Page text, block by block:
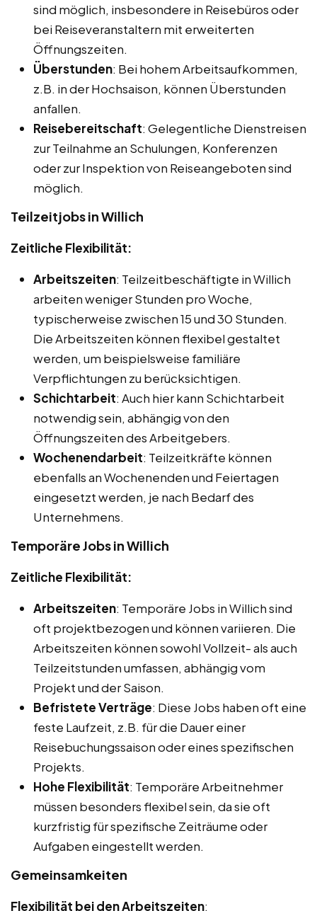
sind möglich, insbesondere in Reisebüros oder
bei Reiseveranstaltern mit erweiterten
Öffnungszeiten.
Überstunden: Bei hohem Arbeitsaufkommen,
z.B. in der Hochsaison, können Überstunden
anfallen.
Reisebereitschaft: Gelegentliche Dienstreisen
zur Teilnahme an Schulungen, Konferenzen
oder zur Inspektion von Reiseangeboten sind
möglich.
Teilzeitjobs in Willich
Zeitliche Flexibilität:
Arbeitszeiten: Teilzeitbeschäftigte in Willich
arbeiten weniger Stunden pro Woche,
typischerweise zwischen 15 und 30 Stunden.
Die Arbeitszeiten können flexibel gestaltet
werden, um beispielsweise familiäre
Verpflichtungen zu berücksichtigen.
Schichtarbeit: Auch hier kann Schichtarbeit
notwendig sein, abhängig von den
Öffnungszeiten des Arbeitgebers.
Wochenendarbeit: Teilzeitkräfte können
ebenfalls an Wochenenden und Feiertagen
eingesetzt werden, je nach Bedarf des
Unternehmens.
Temporäre Jobs in Willich
Zeitliche Flexibilität:
Arbeitszeiten: Temporäre Jobs in Willich sind
oft projektbezogen und können variieren. Die
Arbeitszeiten können sowohl Vollzeit- als auch
Teilzeitstunden umfassen, abhängig vom
Projekt und der Saison.
Befristete Verträge: Diese Jobs haben oft eine
feste Laufzeit, z.B. für die Dauer einer
Reisebuchungssaison oder eines spezifischen
Projekts.
Hohe Flexibilität: Temporäre Arbeitnehmer
müssen besonders flexibel sein, da sie oft
kurzfristig für spezifische Zeiträume oder
Aufgaben eingestellt werden.
Gemeinsamkeiten
Flexibilität bei den Arbeitszeiten: